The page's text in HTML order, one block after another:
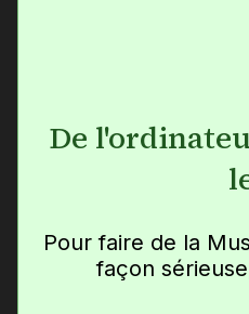
De
Pour faire de la
façon